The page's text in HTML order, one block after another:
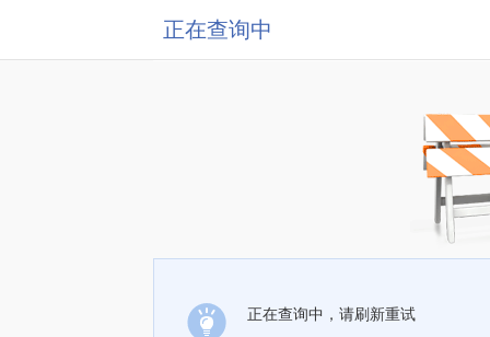
正在查询中
正在查询中，请刷新重试